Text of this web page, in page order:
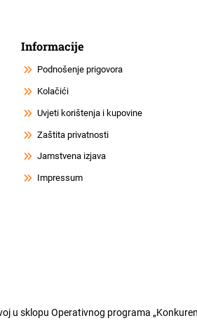
Informacije
Podnošenje prigovora
Kolačići
Uvjeti korištenja i kupovine
Zaštita privatnosti
Jamstvena izjava
Impressum
u sklopu Operativnog programa